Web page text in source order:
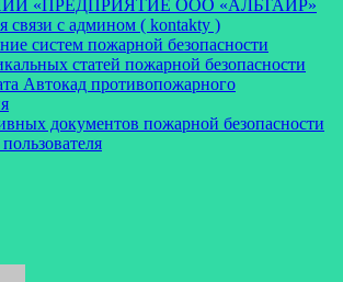
«ПРЕДПРИЯТИЕ ООО «АЛЬТАИР»
связи с админом ( kontakty )
систем пожарной безопасности
статей пожарной безопасности
Автокад противопожарного
документов пожарной безопасности